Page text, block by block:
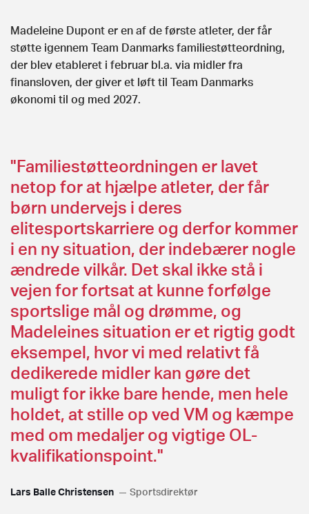
Madeleine Dupont er en af de første atleter, der får
støtte igennem Team Danmarks familiestøtteordning,
der blev etableret i februar bl.a. via midler fra
finansloven, der giver et løft til Team Danmarks
økonomi til og med 2027.
"Familiestøtteordningen er lavet
netop for at hjælpe atleter, der får
børn undervejs i deres
elitesportskarriere og derfor kommer
i en ny situation, der indebærer nogle
ændrede vilkår. Det skal ikke stå i
vejen for fortsat at kunne forfølge
sportslige mål og drømme, og
Madeleines situation er et rigtig godt
eksempel, hvor vi med relativt få
dedikerede midler kan gøre det
muligt for ikke bare hende, men hele
holdet, at stille op ved VM og kæmpe
med om medaljer og vigtige OL-
kvalifikationspoint."
Lars Balle Christensen Sportsdirektør